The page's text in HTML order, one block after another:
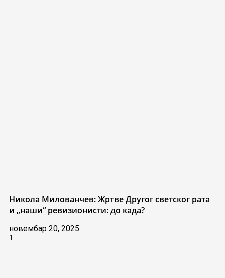
Никола Милованчев: Жртве Другог светског рата
и „наши“ ревизионисти: до када?
новембар 20, 2025